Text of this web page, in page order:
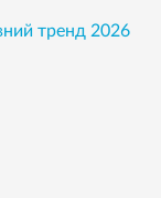
тренд 2026